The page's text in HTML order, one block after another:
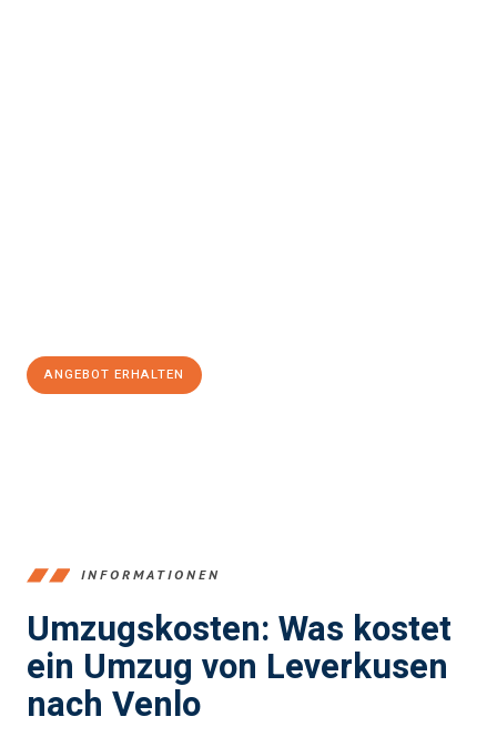
ANGEBOT ERHALTEN
INFORMATIONEN
Umzugskosten: Was kostet
ein Umzug von Leverkusen
nach Venlo